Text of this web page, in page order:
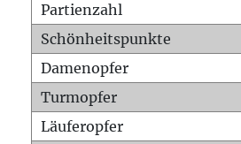
Partienzahl
Schönheitspunkte
Damenopfer
Turmopfer
Läuferopfer